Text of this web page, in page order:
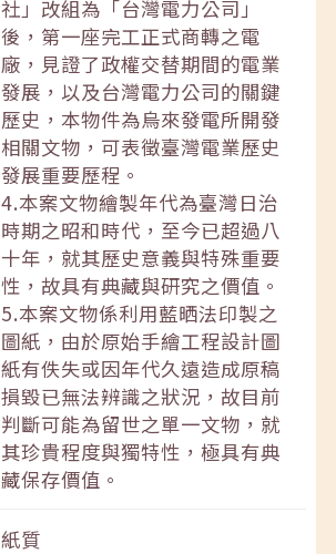
社」改組為「台灣電力公司」
後，第一座完工正式商轉之電
廠，見證了政權交替期間的電業
發展，以及台灣電力公司的關鍵
歷史，本物件為烏來發電所開發
相關文物，可表徵臺灣電業歷史
發展重要歷程。
4.本案文物繪製年代為臺灣日治
時期之昭和時代，至今已超過八
十年，就其歷史意義與特殊重要
性，故具有典藏與研究之價值。
5.本案文物係利用藍晒法印製之
圖紙，由於原始手繪工程設計圖
紙有佚失或因年代久遠造成原稿
損毀已無法辨識之狀況，故目前
判斷可能為留世之單一文物，就
其珍貴程度與獨特性，極具有典
藏保存價值。
紙質